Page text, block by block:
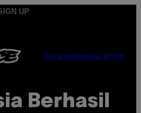
UP
SUBSCRIBENEWSLETTER
Berhasil